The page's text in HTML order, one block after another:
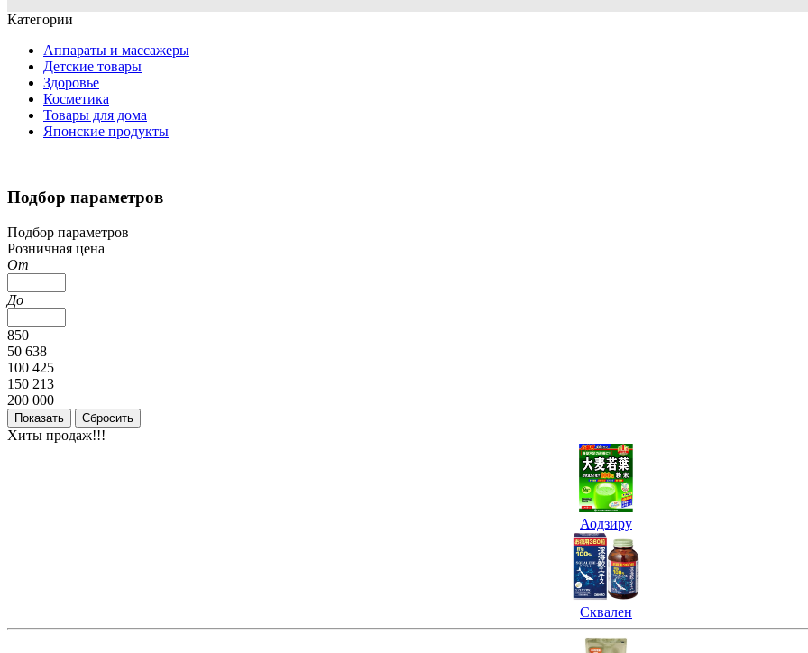
Категории
Аппараты и массажеры
Детские товары
Здоровье
Косметика
Товары для дома
Японские продукты
Подбор параметров
Подбор параметров
Розничная цена
От
До
850
50 638
100 425
150 213
200 000
Хиты продаж!!!
Аодзиру
Сквален